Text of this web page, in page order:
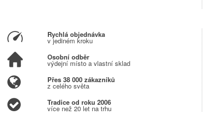
Rychlá objednávka
v jediném kroku
Osobní odběr
výdejní místo a vlastní sklad
Přes 38 000 zákazníků
z celého světa
Tradice od roku 2006
více než 20 let na trhu